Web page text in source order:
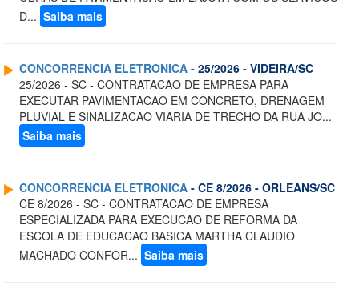
D... Saiba mais
CONCORRENCIA ELETRONICA - 25/2026 - VIDEIRA/SC
25/2026 - SC - CONTRATACAO DE EMPRESA PARA
EXECUTAR PAVIMENTACAO EM CONCRETO, DRENAGEM
PLUVIAL E SINALIZACAO VIARIA DE TRECHO DA RUA JO...
Saiba mais
CONCORRENCIA ELETRONICA - CE 8/2026 - ORLEANS/SC
CE 8/2026 - SC - CONTRATACAO DE EMPRESA
ESPECIALIZADA PARA EXECUCAO DE REFORMA DA
ESCOLA DE EDUCACAO BASICA MARTHA CLAUDIO
MACHADO CONFOR... Saiba mais